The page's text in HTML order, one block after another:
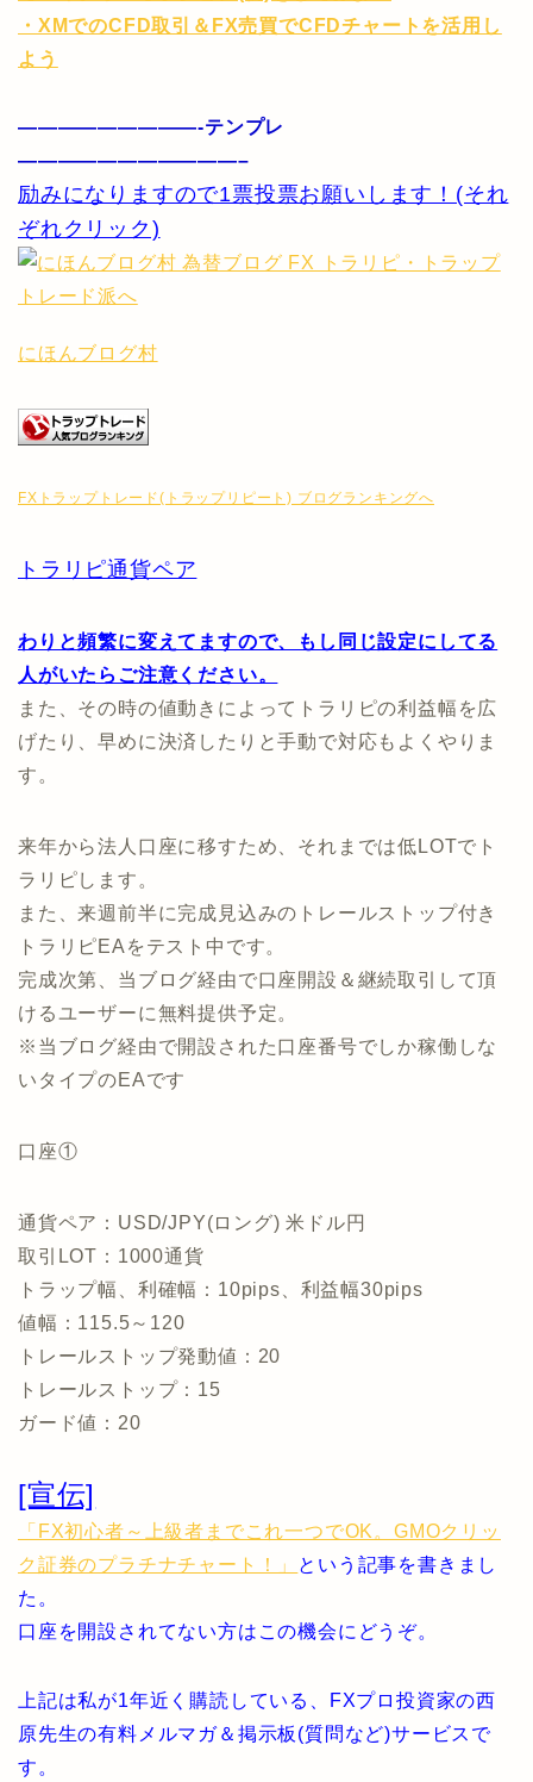
・XMでのCFD取引＆FX売買でCFDチャートを活用し
よう
—————————-テンプレ
———————————–
励みになりますので1票投票お願いします！(それ
ぞれクリック)
にほんブログ村
FXトラップトレード(トラップリピート) ブログランキングへ
トラリピ通貨ペア
わりと頻繁に変えてますので、もし同じ設定にしてる
人がいたらご注意ください。
また、その時の値動きによってトラリピの利益幅を広
げたり、早めに決済したりと手動で対応もよくやりま
す。
来年から法人口座に移すため、それまでは低LOTでト
ラリピします。
また、来週前半に完成見込みのトレールストップ付き
トラリピEAをテスト中です。
完成次第、当ブログ経由で口座開設＆継続取引して頂
けるユーザーに無料提供予定。
※当ブログ経由で開設された口座番号でしか稼働しな
いタイプのEAです
口座①
通貨ペア：USD/JPY(ロング) 米ドル円
取引LOT：1000通貨
トラップ幅、利確幅：10pips、利益幅30pips
値幅：115.5～120
トレールストップ発動値：20
トレールストップ：15
ガード値：20
[宣伝]
「FX初心者～上級者までこれ一つでOK。GMOクリッ
ク証券のプラチナチャート！」
という記事を書きまし
た。
口座を開設されてない方はこの機会にどうぞ。
上記は私が1年近く購読している、FXプロ投資家の西
原先生の有料メルマガ＆掲示板(質問など)サービスで
す。